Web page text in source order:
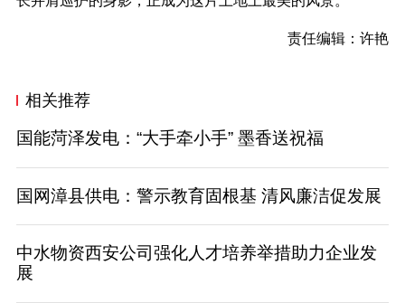
责任编辑：许艳
相关推荐
国能菏泽发电：“大手牵小手” 墨香送祝福
国网漳县供电：警示教育固根基 清风廉洁促发展
中水物资西安公司强化人才培养举措助力企业发
展